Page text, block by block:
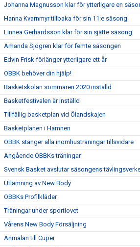
Johanna Magnusson klar för ytterligare en
Hanna Kvarnmyr tillbaka för sin 11:e säsong
Linnea Gerhardsson klar för sin sjätte säsong
Amanda Sjögren klar för femte säsongen
Edvin Frisk förlänger ytterligare ett år
OBBK behöver din hjälp!
Basketskolan sommaren 2020 inställd
Basketfestivalen är inställd
Tillfällig basketplan vid Ölandskajen
Basketplanen i Hamnen
OBBK stänger alla inomhusträningar tillsvidare
Angående OBBKs träningar
Svensk Basket avslutar säsongens
Utlämning av New Body
OBBKs Profilkläder
Träningar under sportlovet
Vårens New Body Försäljning
Anmälan till Cuper